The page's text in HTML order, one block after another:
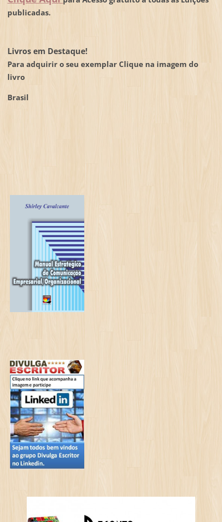
publicadas.
Livros em Destaque!
Para adquirir o seu exemplar Clique na imagem do
livro
Brasil